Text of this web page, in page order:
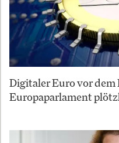
Digitaler Euro vor dem
Europaparlament